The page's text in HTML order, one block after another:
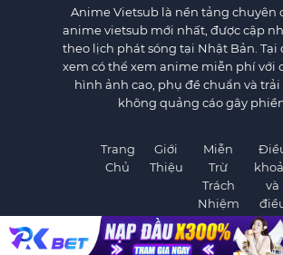
Anime Vietsub là nền tảng chuyên
anime vietsub mới nhất, được cập
theo lịch phát sóng tại Nhật Bản. Tại
xem có thể xem anime miễn phí với
hình ảnh cao, phụ đề chuẩn và
không quảng cáo gây
Trang
Chủ
Giới
Thiệu
Miễn
Trừ
Trách
Nhiệm
và
kiện